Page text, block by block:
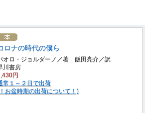
ロナの時代の僕ら
オロ・ジョルダーノ／著 飯田亮介／訳
川書房
円
常１～２日で出荷
お盆時期の出荷について！)